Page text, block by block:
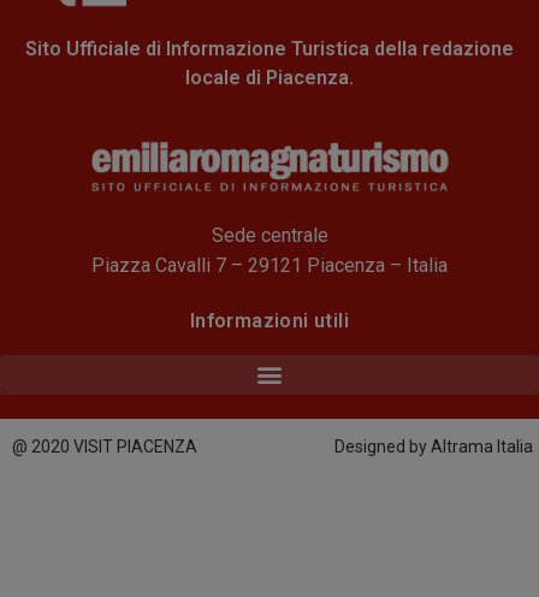
Sito Ufficiale di Informazione Turistica della redazione
locale di Piacenza.
Sede centrale
Piazza Cavalli 7 – 29121 Piacenza – Italia
Informazioni utili
@ 2020 VISIT PIACENZA Designed by Altrama Italia